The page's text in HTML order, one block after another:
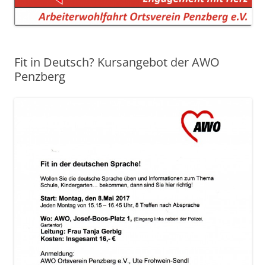
Fit in Deutsch? Kursangebot der AWO
Penzberg